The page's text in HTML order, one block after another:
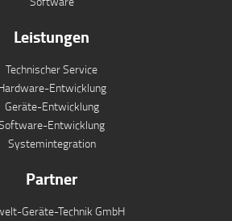
Leistungen
Technischer Service
Entwicklung
Geräte-Entwicklung
Entwicklung
Systemintegration
Partner
Geräte-Technik GmbH